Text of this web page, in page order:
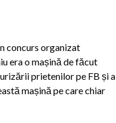
concurs organizat
era o mașină de făcut
prietenilor pe FB și a
mașină pe care chiar